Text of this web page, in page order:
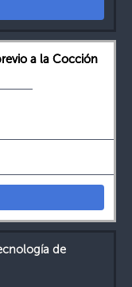
a la Cocción
de